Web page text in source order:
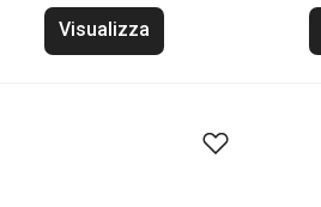
Visualizza